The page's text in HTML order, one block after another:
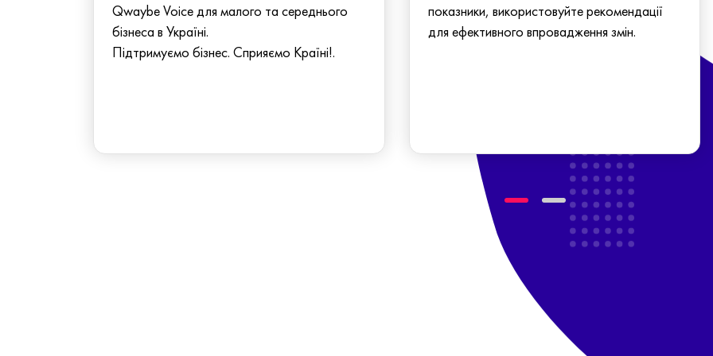
Qwaybe Voice для малого та середнього
бізнеса в Україні.
Підтримуємо бізнес. Сприяємо Країні!.
показники, використовуйте рекомендації
для ефективного впровадження змін.